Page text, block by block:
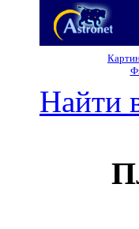
Найти